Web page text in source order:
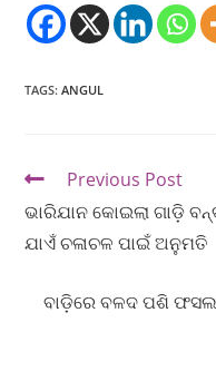
TAGS:ANGUL
Previous Post
ଭାରିଯାନ କୋଇଲା ଗାଡ଼ି
ଯାଏଁ ଚଳାଚଳ ପାଇଁ ଅନୁମତି
ବାଡ଼ିରେ ବଳଦ ପଶି ଫସଲ